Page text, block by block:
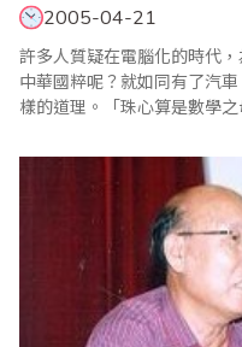
2005-04-21
許多人質疑在電腦化的時代
中華國粹呢？就如同有了汽
樣的道理。「珠心算是數學
養學童正確、快速的計算能
確實的本質訓練。所以說珠
不可忽視的價值。然而在坊